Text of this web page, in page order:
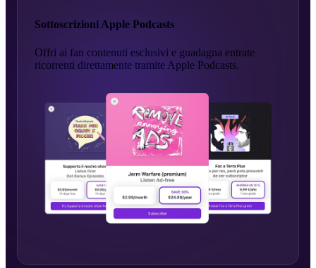
Sottoscrizioni Apple Podcasts
Offri ai fan contenuti esclusivi e guadagna entrate
ricorrenti direttamente tramite Apple Podcasts.